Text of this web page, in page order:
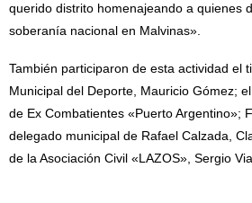
querido distrito homenajeando a quienes
soberanía nacional en Malvinas».
También participaron de esta actividad el
Municipal del Deporte, Mauricio Gómez;
de Ex Combatientes «Puerto Argentino»;
delegado municipal de Rafael Calzada,
de la Asociación Civil «LAZOS», Sergio